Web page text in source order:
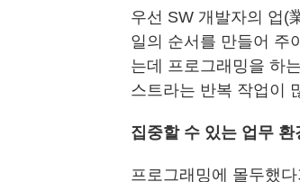
우선 SW 개발자의 업(
일의 순서를 만들어 주
는데 프로그래밍을 하
스트라는 반복 작업이
집중할 수 있는 업무 환
프로그래밍에 몰두했